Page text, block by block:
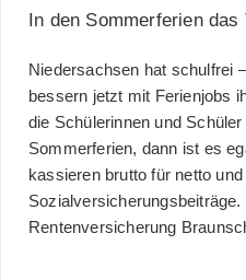
In den Sommerferien
Niedersachsen hat schulfrei
bessern jetzt mit Ferienjobs
die Schülerinnen und
Sommerferien, dann ist es
kassieren brutto für netto
Rentenversicherung